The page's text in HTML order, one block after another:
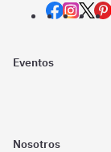
Eventos
Nosotros